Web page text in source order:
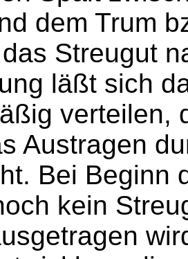
dem Trum
Streugut
läßt sich
verteilen,
Austragen
Bei Beginn
kein